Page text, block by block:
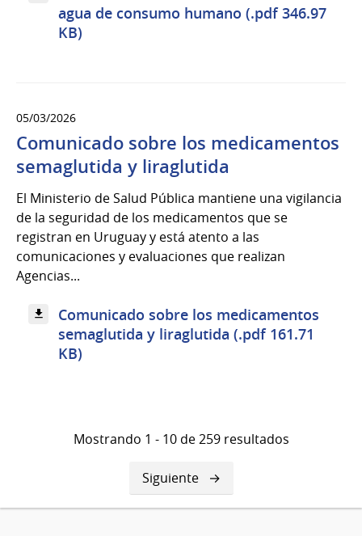
agua de consumo humano (.pdf 346.97
KB)
05/03/2026
Comunicado sobre los medicamentos
semaglutida y liraglutida
El Ministerio de Salud Pública mantiene una vigilancia
de la seguridad de los medicamentos que se
registran en Uruguay y está atento a las
comunicaciones y evaluaciones que realizan
Agencias...
Comunicado sobre los medicamentos
semaglutida y liraglutida (.pdf 161.71
KB)
Mostrando 1 - 10 de 259 resultados
Siguiente
página
Siguiente